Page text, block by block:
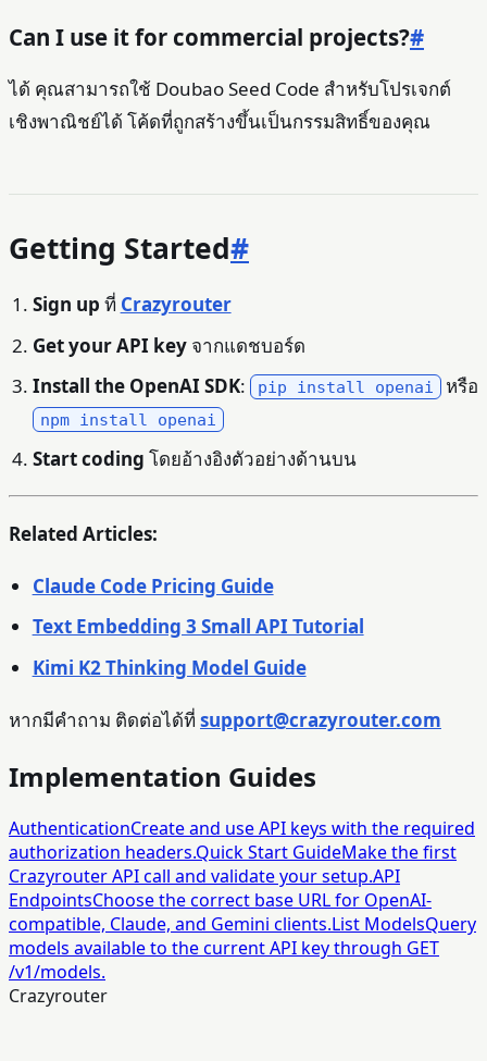
Can I use it for commercial projects?#
ได้ คุณสามารถใช้ Doubao Seed Code สำหรับโปรเจกต์
เชิงพาณิชย์ได้ โค้ดที่ถูกสร้างขึ้นเป็นกรรมสิทธิ์ของคุณ
Getting Started#
Sign up ที่ Crazyrouter
Get your API keyจากแดชบอร์ด
Install the OpenAI SDK: pip install openai หรือ
npm install openai
Start coding โดยอ้างอิงตัวอย่างด้านบน
Related Articles:
Claude Code Pricing Guide
Text Embedding 3 Small API Tutorial
Kimi K2 Thinking Model Guide
หากมีคำถาม ติดต่อได้ที่ support@crazyrouter.com
Implementation Guides
AuthenticationCreate and use API keys with the required
authorization headers.Quick Start GuideMake the first
Crazyrouter API call and validate your setup.API
EndpointsChoose the correct base URL for OpenAI-
compatible, Claude, and Gemini clients.List ModelsQuery
models available to the current API key through GET
/v1/models.
Crazyrouter